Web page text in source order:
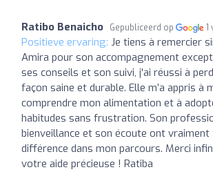
Ratibo Benaicho Gepubliceerd op 1
Positieve ervaring: Je tiens à remercier
Amira pour son accompagnement
ses conseils et son suivi, j'ai réussi à
façon saine et durable. Elle m’a appris à
comprendre mon alimentation et à
habitudes sans frustration. Son
bienveillance et son écoute ont
différence dans mon parcours. Merci
votre aide précieuse ! Ratiba